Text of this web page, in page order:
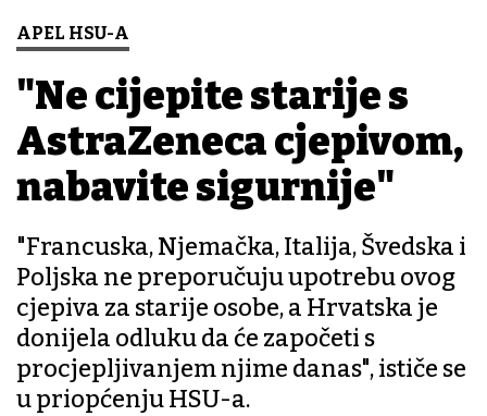
APEL HSU-A
"Ne cijepite starije s
AstraZeneca cjepivom,
nabavite sigurnije"
"Francuska, Njemačka, Italija, Švedska i
Poljska ne preporučuju upotrebu ovog
cjepiva za starije osobe, a Hrvatska je
donijela odluku da će započeti s
procjepljivanjem njime danas", ističe se
u priopćenju HSU-a.